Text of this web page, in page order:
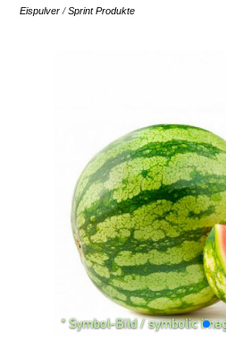
Eispulver /Sprint Produkte